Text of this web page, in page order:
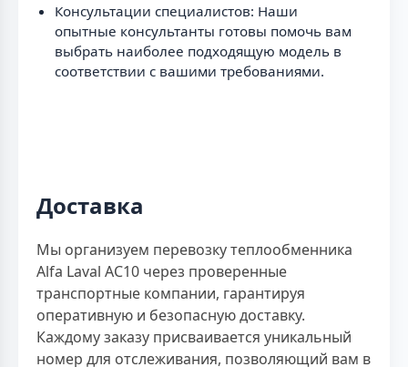
Консультации специалистов: Наши
опытные консультанты готовы помочь вам
выбрать наиболее подходящую модель в
соответствии с вашими требованиями.
Доставка
Мы организуем перевозку теплообменника
Alfa Laval AC10 через проверенные
транспортные компании, гарантируя
оперативную и безопасную доставку.
Каждому заказу присваивается уникальный
номер для отслеживания, позволяющий вам в